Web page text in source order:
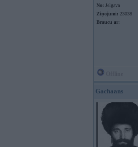
No: Jelgava
Ziņojumi: 23038
Braucu ar:
Gachaans